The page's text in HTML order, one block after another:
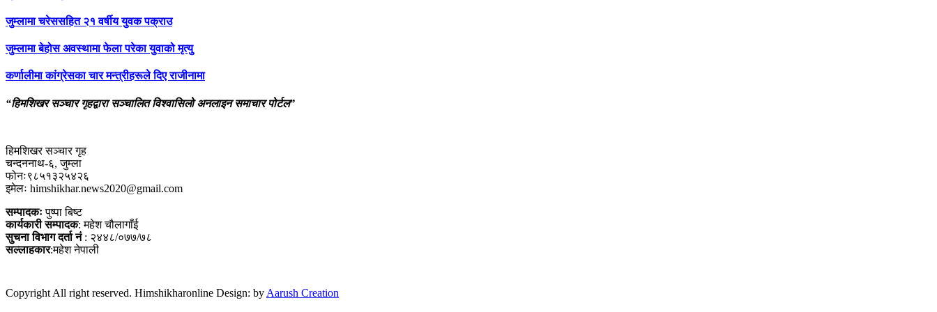
जुम्लामा चरेससहित २१ वर्षीय युवक पक्राउ
जुम्लामा बेहोस अवस्थामा फेला परेका युवाको मृत्यु
कर्णालीमा कांग्रेसका चार मन्त्रीहरूले दिए राजीनामा
“हिमशिखर सञ्चार गृहद्वारा सञ्चालित विश्वासिलो अनलाइन समाचार पोर्टल”
हिमशिखर सञ्चार गृह
चन्दननाथ-६, जुम्ला
फोनः९८५१३२५४२६
इमेलः himshikhar.news2020@gmail.com
सम्पादकःपुष्पा बिष्ट
कार्यकारी सम्पादक: महेश चौलागाँई
सुचना विभाग दर्ता नं: २४४८/०७७/७८
सल्लाहकार:महेश नेपाली
Copyright All right reserved. Himshikharonline Design: by Aarush Creation